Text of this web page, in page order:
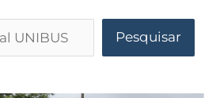
Pesquisar